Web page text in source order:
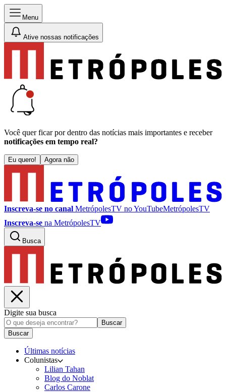
Menu
Ative nossas notificações
Você quer ficar por dentro das notícias mais importantes e receber
notificações em tempo real?
Eu quero! Agora não
Inscreva-se no canal MetrópolesTV noYouTubeMetrópolesTV
Inscreva-se na MetrópolesTV
Busca
Digite sua busca
Buscar
Buscar
Últimas notícias
Colunistas
Lilian Tahan
Blog do Noblat
Carlos Carone